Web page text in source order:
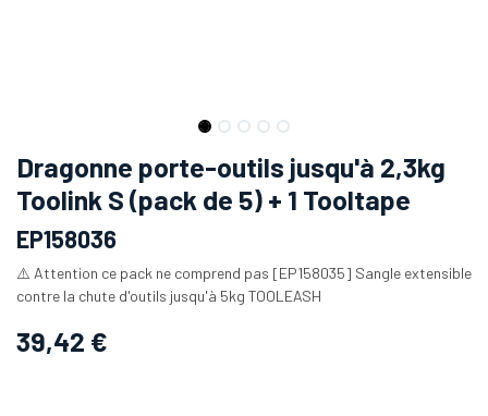
Dragonne porte-outils jusqu'à 2,3kg
Toolink S (pack de 5) + 1 Tooltape
EP158036
⚠️ Attention ce pack ne comprend pas [EP158035] Sangle extensible
contre la chute d'outils jusqu'à 5kg TOOLEASH
39,42 €